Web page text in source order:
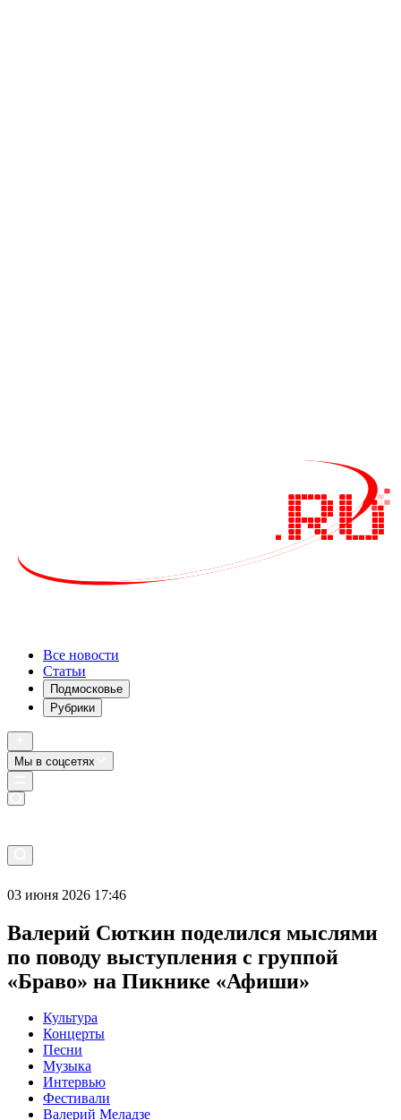
Все новости
Статьи
Подмосковье
Рубрики
Мы в соцсетях
03 июня 2026 17:46
Валерий Сюткин поделился мыслями
по поводу выступления с группой
«Браво» на Пикнике «Афиши»
Культура
Концерты
Песни
Музыка
Интервью
Фестивали
Валерий Меладзе